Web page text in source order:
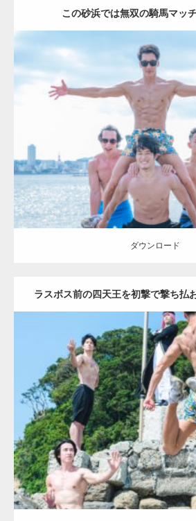
この砂浜では無双の騎馬マッ
Update: 2023.09.6
AKIHITO(細マッチ
ダウンロード
ダウンロード
ラスボス前の四天王を初撃で撃ち払
(縦写真)
Update: 2023.09.6
Category:海のマッチョ2 inori AKIHITO(細マ
筋肉 背中 闘うマッチ
ダウンロード
【YouTube】マッチ
ギネス世界記録…